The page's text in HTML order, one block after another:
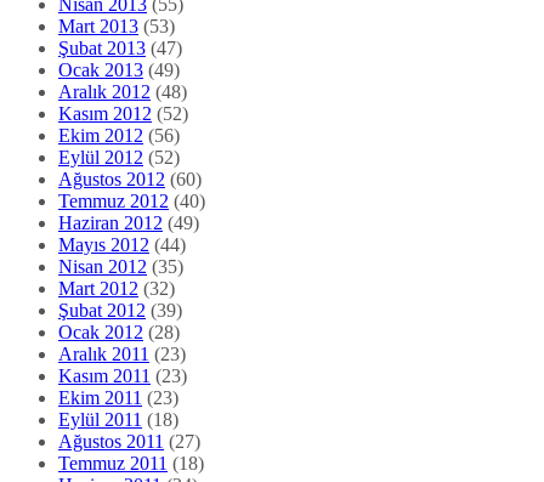
Mart 2013 (53)
Şubat 2013 (47)
Ocak 2013 (49)
Aralık 2012 (48)
Kasım 2012 (52)
Ekim 2012 (56)
Eylül 2012 (52)
Ağustos 2012 (60)
Temmuz 2012 (40)
Haziran 2012 (49)
Mayıs 2012 (44)
Nisan 2012 (35)
Mart 2012 (32)
Şubat 2012 (39)
Ocak 2012 (28)
Aralık 2011 (23)
Kasım 2011 (23)
Ekim 2011 (23)
Eylül 2011 (18)
Ağustos 2011 (27)
Temmuz 2011 (18)